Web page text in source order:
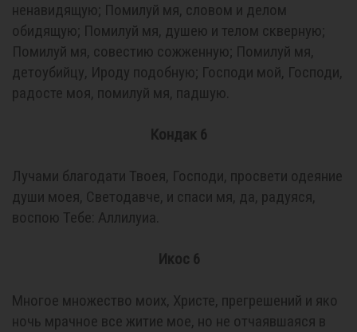
ненавидящую; Помилуй мя, словом и делом
обидящую; Помилуй мя, душею и телом скверную;
Помилуй мя, совестию сожженную; Помилуй мя,
детоубийцу, Ироду подобную; Господи мой, Господи,
радосте моя, помилуй мя, падшую.
Кондак 6
Лучами благодати Твоея, Господи, просвети одеяние
души моея, Светодавче, и спаси мя, да, радуяся,
воспою Тебе: Аллилуиа.
Икос 6
Многое множество моих, Христе, прегрешений и яко
ночь мрачное все житие мое, но не отчаявшаяся в